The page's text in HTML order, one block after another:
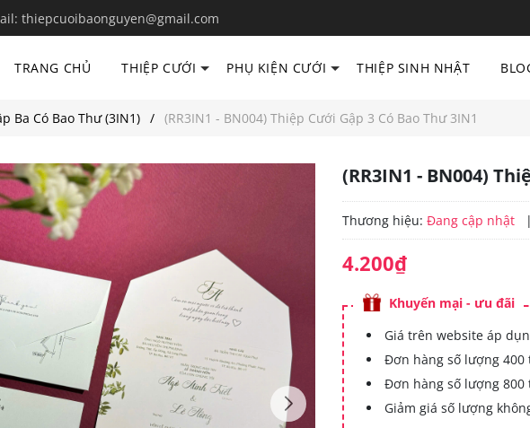
thiepcuoibaonguyen@gmail.com
TRANG CHỦ THIỆP CƯỚI PHỤ KIỆN CƯỚI THIỆP SINH NHẬT
Ba Có Bao Thư (3IN1) (RR3IN1 - BN004) Thiệp Cưới Gập 3 Có Bao Thư 3IN1
(RR3IN1 - BN004)
Thương hiệu: Đang cập nhật
4.200₫
Khuyến mại - ưu đãi
Giá trên website áp
Đơn hàng số lượng 400
Đơn hàng số lượng 800
Giảm giá số lượng